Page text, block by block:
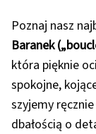
Poznaj nasz
Baranek
która pięknie
spokojne,
szyjemy
dbałością o